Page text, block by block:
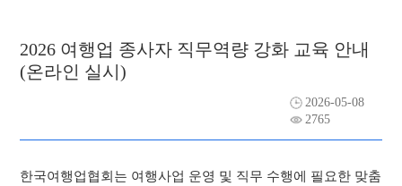
관광 사업체 현황
2026 여행업 종사자 직무역량 강화 교육 안내
(온라인 실시)
2026-05-08
2765
한국여행업협회는 여행사업 운영 및 직무 수행에 필요한 맞춤